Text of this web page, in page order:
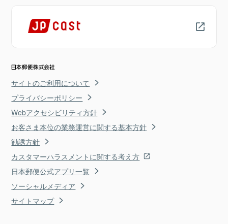
サイトのご利用について
プライバシーポリシー
Webアクセシビリティ方針
お客さま本位の業務運営に関する基本方針
勧誘方針
カスタマーハラスメントに関する考え方
日本郵便公式アプリ一覧
ソーシャルメディア
サイトマップ